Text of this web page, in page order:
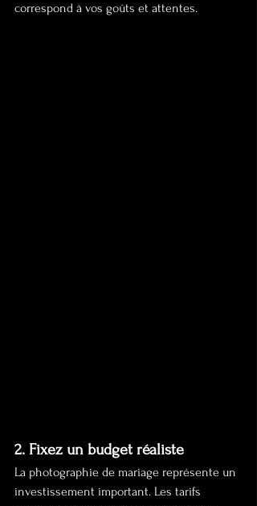
correspond à vos goûts et attentes.
2. Fixez un budget réaliste
La photographie de mariage représente un
investissement important. Les tarifs